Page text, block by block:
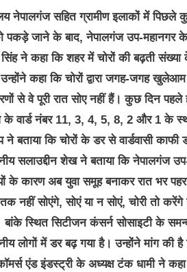
नेपालगंज सहित ग्रामीण इलाकों में
को पकड़े जाने के बाद, नेपालगंज उप-महानगर
ने कहा कि शहर में चोरों की बढ़ती
कहा कि चोरों द्वारा जगह-जगह
से वे पूरी रात सोए नहीं हैं। कुछ दिन पहले
नंबर 11, 3, 4, 5, 8, 2 और 1 के
बताया कि चोरों के डर से वार्डवासी
सलाउद्दीन शेख ने बताया कि नेपालगंज
के कारण अब युवा समूह बनाकर रात भर
नहीं सोएंगे, सोएं या न सोएं, चोरी तो करेंगे
स्थित सिटीजन कंसर्न सोसाइटी के
लोगों में डर बढ़ गया है। उन्होंने मांग की है
एंड इंडस्ट्री के अध्यक्ष टंक धामी ने